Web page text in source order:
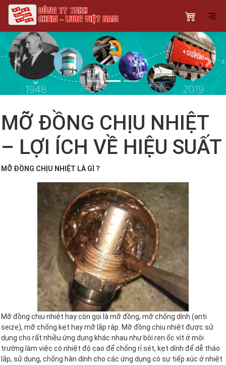
Previous Next
MỠ ĐỒNG CHỊU NHIỆT
– LỢI ÍCH VỀ HIỆU SUẤT
MỠ ĐỒNG CHỊU NHIỆT LÀ GÌ ?
Mỡ đồng chịu nhiệt hay còn gọi là mỡ đồng, mỡ chống dính (anti
seize), mỡ chống kẹt hay mỡ lắp ráp. Mỡ đồng chịu nhiệt được sử
dụng cho rất nhiều ứng dụng khác nhau như bôi ren ốc vít ở môi
trường làm việc có nhiệt độ cao để chống rỉ sét, kẹt dính để dễ tháo
lắp, sử dụng, chống hàn dính cho các ứng dụng có sự tiếp xúc ở nhiệt